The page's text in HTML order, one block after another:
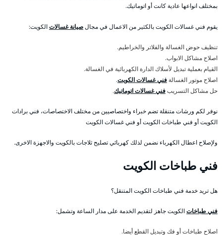
بمختلف انواعها عادية كانت أو اتوماتيك.
يقوم فني غسالات الكويت بالكثير من الاعمال في مجالصيانة غسالاتالكويت:
تنظيف حوض الغسالة والفلاتر والخراطيم.
اصلاح مشاكل الابواب.
القيام بعملية تبديل لأسلاك الدارة الكهربائية في الغسالة.
اصلاح موتور الغسالة فني غسالات الكويت.
حل مشاكل التسريبفني غسالات اتوماتيك.
نوفر لكم ورشات متنقلة تضم خبراء واختصاصيين من مختلف الاختصاصات، فني برادات
الكويت أو فني طباخات الكويت أو فني غسالات الكويت
ولإصلاح اعطال الكهرباء نضمن لذلك كهربائي تصليح ثلاجات بالكويت والاجهزة الاخرى.
فني طباخات الكويت
هل تريد خدمة فني طباخات الكويت المتنقل؟
فني طباخاتالكويت جاهز لتقديم الخدمة على مدار الساعة وتشمل:
اصلاح طباخات أو فك وتبديل القطع أيضا.